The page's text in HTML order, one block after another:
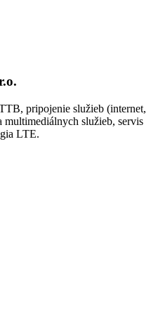
pripojenie služieb (internet,
multimediálnych služieb, servis
LTE.